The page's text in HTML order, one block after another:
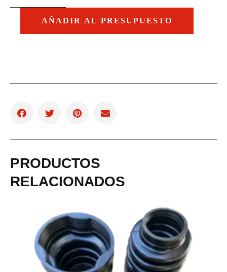
AÑADIR AL PRESUPUESTO
PRODUCTOS
RELACIONADOS